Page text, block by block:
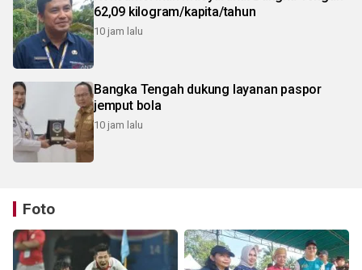
62,09 kilogram/kapita/tahun
10 jam lalu
Bangka Tengah dukung layanan paspor
jemput bola
10 jam lalu
Foto